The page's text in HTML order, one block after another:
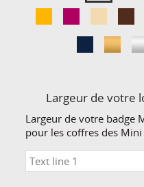
Largeur de votre
Largeur de votre badge
pour les coffres des